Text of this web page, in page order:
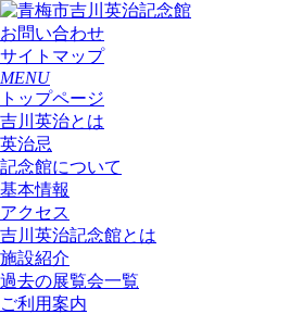
お問い合わせ
サイトマップ
MENU
トップページ
吉川英治とは
英治忌
記念館について
基本情報
アクセス
吉川英治記念館とは
施設紹介
過去の展覧会一覧
ご利用案内